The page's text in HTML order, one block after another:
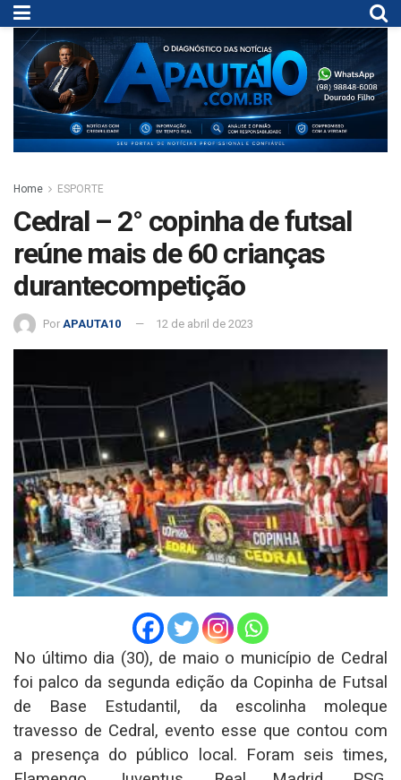
Home ESPORTE
Cedral – 2° copinha de futsal
reúne mais de 60 crianças
durantecompetição
Por APAUTA10 12 de abril de 2023
No último dia (30), de maio o município de Cedral
foi palco da segunda edição da Copinha de Futsal
de Base Estudantil, da escolinha moleque
travesso de Cedral, evento esse que contou com
a presença do público local. Foram seis times,